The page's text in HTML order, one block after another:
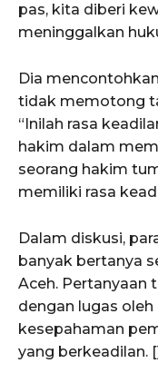
Menu
News
Foto
pas, kita diberi
meninggalkan
Dia
tidak memotong
“Inilah rasa
hakim dalam
seorang hakim
memiliki rasa
Dalam diskusi,
banyak bertanya
Aceh. Pertanyaan
dengan lugas
kesepahaman
yang berkeadilan.